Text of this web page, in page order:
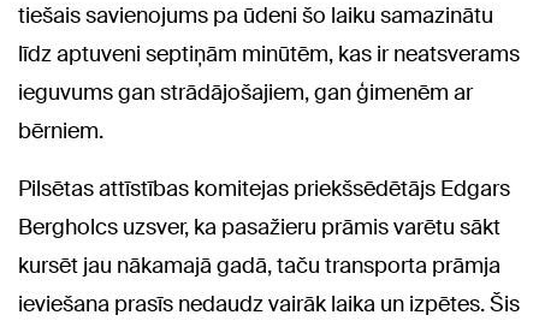
tiešais savienojums pa ūdeni šo laiku samazinātu
līdz aptuveni septiņām minūtēm, kas ir neatsverams
ieguvums gan strādājošajiem, gan ģimenēm ar
bērniem.
Pilsētas attīstības komitejas priekšsēdētājs Edgars
Bergholcs uzsver, ka pasažieru prāmis varētu sākt
kursēt jau nākamajā gadā, taču transporta prāmja
ieviešana prasīs nedaudz vairāk laika un izpētes. Šis